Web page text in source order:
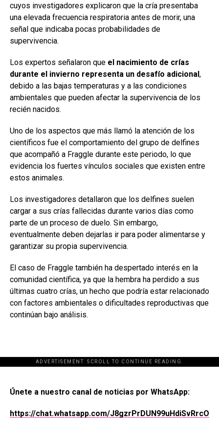
cuyos investigadores explicaron que la cría presentaba
una elevada frecuencia respiratoria antes de morir, una
señal que indicaba pocas probabilidades de
supervivencia.
Los expertos señalaron que el nacimiento de crías
durante el invierno representa un desafío adicional ,
debido a las bajas temperaturas y a las condiciones
ambientales que pueden afectar la supervivencia de los
recién nacidos.
Uno de los aspectos que más llamó la atención de los
científicos fue el comportamiento del grupo de delfines
que acompañó a Fraggle durante este periodo, lo que
evidencia los fuertes vínculos sociales que existen entre
estos animales.
Los investigadores detallaron que los delfines suelen
cargar a sus crías fallecidas durante varios días como
parte de un proceso de duelo. Sin embargo,
eventualmente deben dejarlas ir para poder alimentarse y
garantizar su propia supervivencia.
El caso de Fraggle también ha despertado interés en la
comunidad científica, ya que la hembra ha perdido a sus
últimas cuatro crías, un hecho que podría estar relacionado
con factores ambientales o dificultades reproductivas que
continúan bajo análisis.
ADVERTISEMENT. SCROLL TO CONTINUE READING.
[adsforwp id="243463"]
Únete a nuestro canal de noticias por WhatsApp:
https://chat.whatsapp.com/J8gzrPrDUN99uHdiSvRrcO